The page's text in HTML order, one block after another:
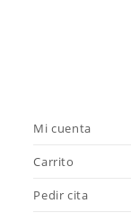
Mi cuenta
Carrito
Pedir cita